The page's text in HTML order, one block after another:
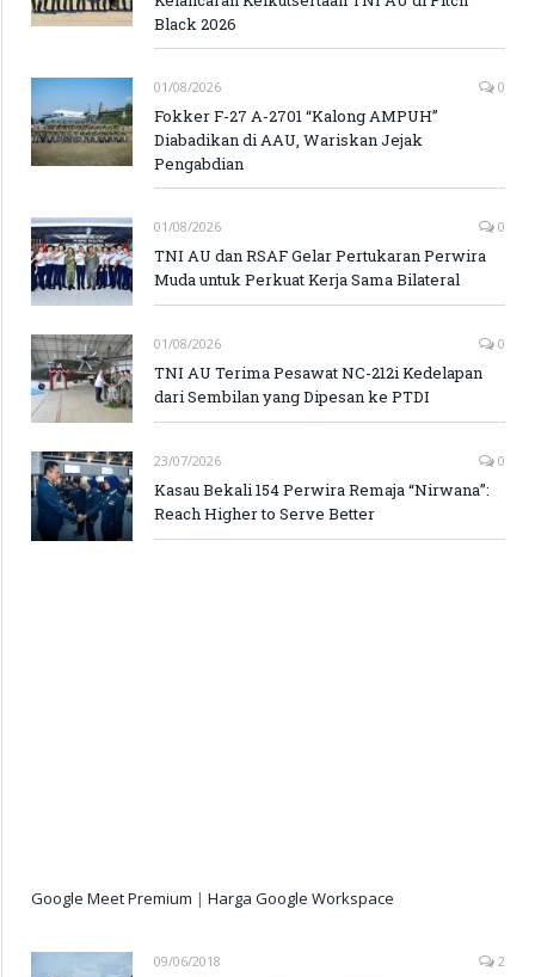
Black 2026
01/08/2026 0
Fokker F-27 A-2701 “Kalong AMPUH”
Diabadikan di AAU, Wariskan Jejak
Pengabdian
01/08/2026 0
TNI AU dan RSAF Gelar Pertukaran Perwira
Muda untuk Perkuat Kerja Sama Bilateral
01/08/2026 0
TNI AU Terima Pesawat NC-212i Kedelapan
dari Sembilan yang Dipesan ke PTDI
23/07/2026 0
Kasau Bekali 154 Perwira Remaja “Nirwana”:
Reach Higher to Serve Better
Google Meet Premium | Harga Google Workspace
09/06/2018 2